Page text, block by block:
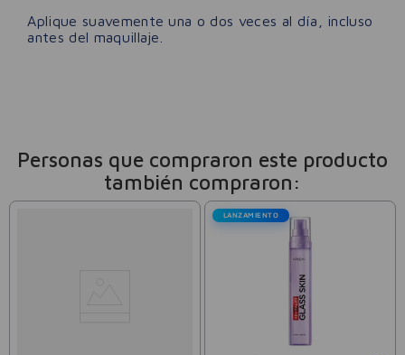
Aplique suavemente una o dos veces al día, incluso
antes del maquillaje.
Personas que compraron este producto
también compraron:
LANZAMIENTO